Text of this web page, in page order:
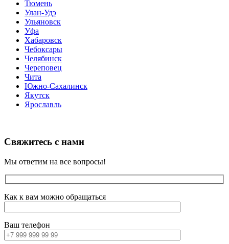
Тюмень
Улан-Удэ
Ульяновск
Уфа
Хабаровск
Чебоксары
Челябинск
Череповец
Чита
Южно-Сахалинск
Якутск
Ярославль
Свяжитесь с нами
Мы ответим на все вопросы!
Как к вам можно обращаться
Ваш телефон